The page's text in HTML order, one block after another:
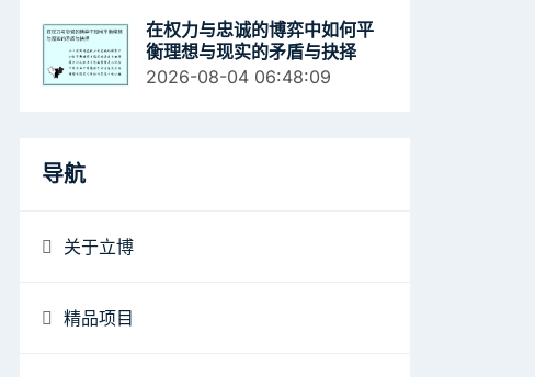
在权力与忠诚的博弈中如何平
衡理想与现实的矛盾与抉择
2026-08-04 06:48:09
导航
关于立博
精品项目